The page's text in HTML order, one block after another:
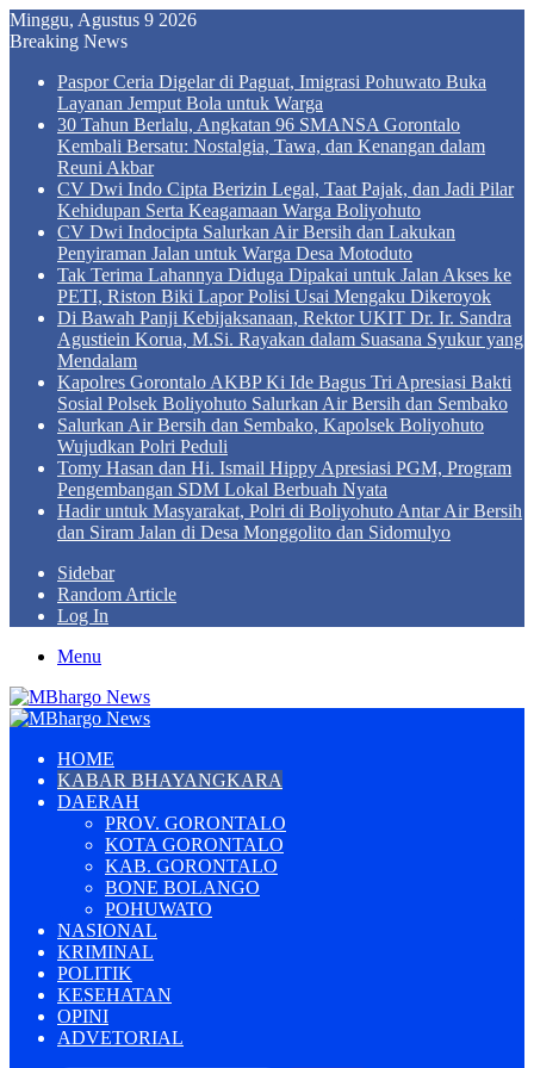
Minggu, Agustus 9 2026
Breaking News
Paspor Ceria Digelar di Paguat, Imigrasi Pohuwato Buka
Layanan Jemput Bola untuk Warga
30 Tahun Berlalu, Angkatan 96 SMANSA Gorontalo
Kembali Bersatu: Nostalgia, Tawa, dan Kenangan dalam
Reuni Akbar
CV Dwi Indo Cipta Berizin Legal, Taat Pajak, dan Jadi Pilar
Kehidupan Serta Keagamaan Warga Boliyohuto
CV Dwi Indocipta Salurkan Air Bersih dan Lakukan
Penyiraman Jalan untuk Warga Desa Motoduto
Tak Terima Lahannya Diduga Dipakai untuk Jalan Akses ke
PETI, Riston Biki Lapor Polisi Usai Mengaku Dikeroyok
Di Bawah Panji Kebijaksanaan, Rektor UKIT Dr. Ir. Sandra
Agustiein Korua, M.Si. Rayakan dalam Suasana Syukur yang
Mendalam
Kapolres Gorontalo AKBP Ki Ide Bagus Tri Apresiasi Bakti
Sosial Polsek Boliyohuto Salurkan Air Bersih dan Sembako
Salurkan Air Bersih dan Sembako, Kapolsek Boliyohuto
Wujudkan Polri Peduli
Tomy Hasan dan Hi. Ismail Hippy Apresiasi PGM, Program
Pengembangan SDM Lokal Berbuah Nyata
Hadir untuk Masyarakat, Polri di Boliyohuto Antar Air Bersih
dan Siram Jalan di Desa Monggolito dan Sidomulyo
Sidebar
Random Article
Log In
Menu
HOME
KABAR BHAYANGKARA
DAERAH
PROV. GORONTALO
KOTA GORONTALO
KAB. GORONTALO
BONE BOLANGO
POHUWATO
NASIONAL
KRIMINAL
POLITIK
KESEHATAN
OPINI
ADVETORIAL